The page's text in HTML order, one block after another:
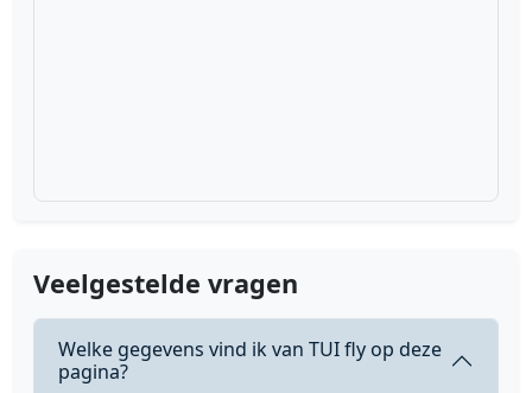
Veelgestelde vragen
Welke gegevens vind ik van TUI fly op deze
pagina?